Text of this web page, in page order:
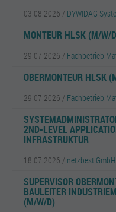
03.08.2026 / DYWIDAG-
MONTEUR HLSK (M/W/
29.07.2026 / Fachbetrieb
OBERMONTEUR HLSK
29.07.2026 / Fachbetrieb
2ND-LEVEL
INFRASTRUKTUR
18.07.2026 / netzbest GmbH
SUPERVISOR
BAULEITER
(M/W/D)